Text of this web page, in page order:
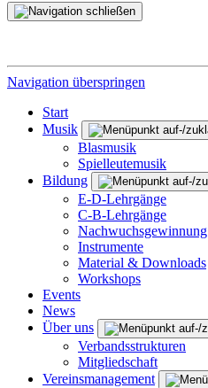
Navigation überspringen
Start
Musik
Blasmusik
Spielleutemusik
Bildung
E-D-Lehrgänge
C-B-Lehrgänge
Nachwuchsgewinnung
Instrumente
Material & Downloads
Workshops
Events
News
Über uns
Verbandsstrukturen
Mitgliedschaft
Vereinsmanagement